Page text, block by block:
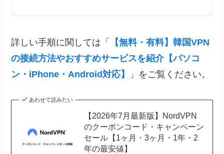
詳しい手順に関しては「
【無料・有料】韓国VPN
の接続方法やおすすめサービスを紹介【パソコ
ン・iPhone・Android対応】
」をご覧ください。
あわせて読みたい
【2026年7月最新版】NordVPN
のクーポンコード・キャンペーン
セール【1ヶ月・3ヶ月・1年・2
年の最安値】